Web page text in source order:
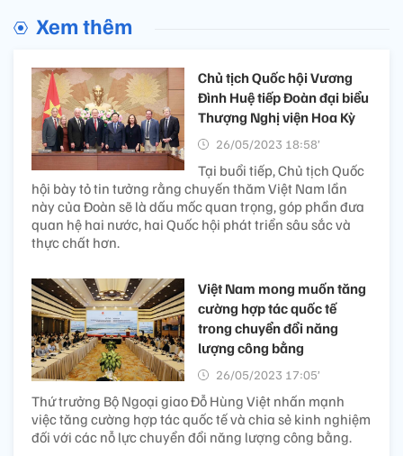
Xem thêm
Chủ tịch Quốc hội Vương
Đình Huệ tiếp Đoàn đại biểu
Thượng Nghị viện Hoa Kỳ
26/05/2023 18:58’
Tại buổi tiếp, Chủ tịch Quốc
hội bày tỏ tin tưởng rằng chuyến thăm Việt Nam lần
này của Đoàn sẽ là dấu mốc quan trọng, góp phần đưa
quan hệ hai nước, hai Quốc hội phát triển sâu sắc và
thực chất hơn.
Việt Nam mong muốn tăng
cường hợp tác quốc tế
trong chuyển đổi năng
lượng công bằng
26/05/2023 17:05’
Thứ trưởng Bộ Ngoại giao Đỗ Hùng Việt nhấn mạnh
việc tăng cường hợp tác quốc tế và chia sẻ kinh nghiệm
đối với các nỗ lực chuyển đổi năng lượng công bằng.